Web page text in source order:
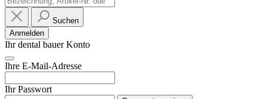
Suchen
Anmelden
Ihr dental bauer Konto
Ihre E-Mail-Adresse
Ihr Passwort